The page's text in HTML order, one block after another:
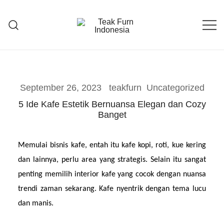
September 26, 2023 teakfurn Uncategorized
5 Ide Kafe Estetik Bernuansa Elegan dan Cozy
Banget
Memulai bisnis kafe, entah itu kafe kopi, roti, kue kering
dan lainnya, perlu area yang strategis. Selain itu sangat
penting memilih interior kafe yang cocok dengan nuansa
trendi zaman sekarang. Kafe nyentrik dengan tema lucu
dan manis.